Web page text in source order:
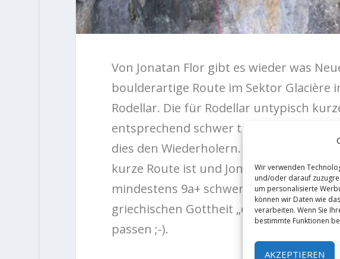
Wir verwenden
und/oder darauf
um personalisierte
können wir Daten wie
verarbeiten. Wenn Sie
bestimmte Funktionen
AKZEPTIEREN
Von Jonatan Flor gibt es wieder was
boulderartige Route im Sektor Glacière
Rodellar. Die für Rodellar untypisch
entsprechend schwer tut sich Jonatan
dies den Wiederholern. Aber da es, nach
kurze Route ist und Jonatan auch gut
mindestens 9a+ schwer sein. Benannt
griechischen Gottheit „der günstigen
passen ;-).